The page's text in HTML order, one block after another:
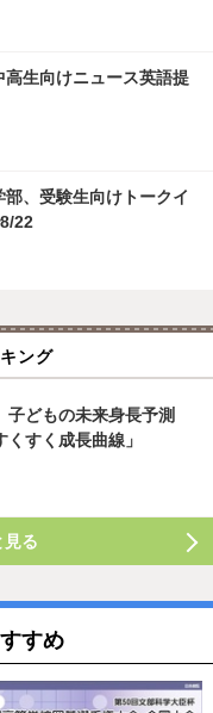
生向けニュース英語提
部、受験生向けトークイ
22
ング
子どもの未来身長予測
すく成長曲線」
見る
すめ